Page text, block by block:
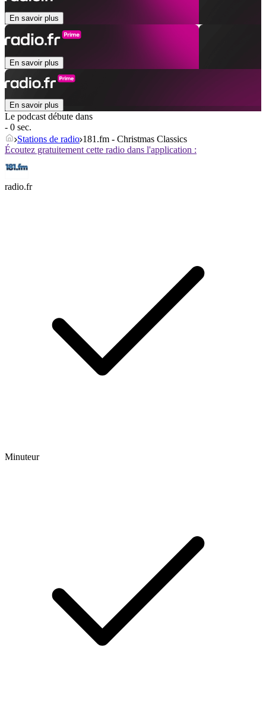
En savoir plus
En savoir plus
En savoir plus
Le podcast débute dans
- 0 sec.
Stations de radio 181.fm - Christmas Classics
Écoutez gratuitement cette radio dans l'application :
radio.fr
Minuteur